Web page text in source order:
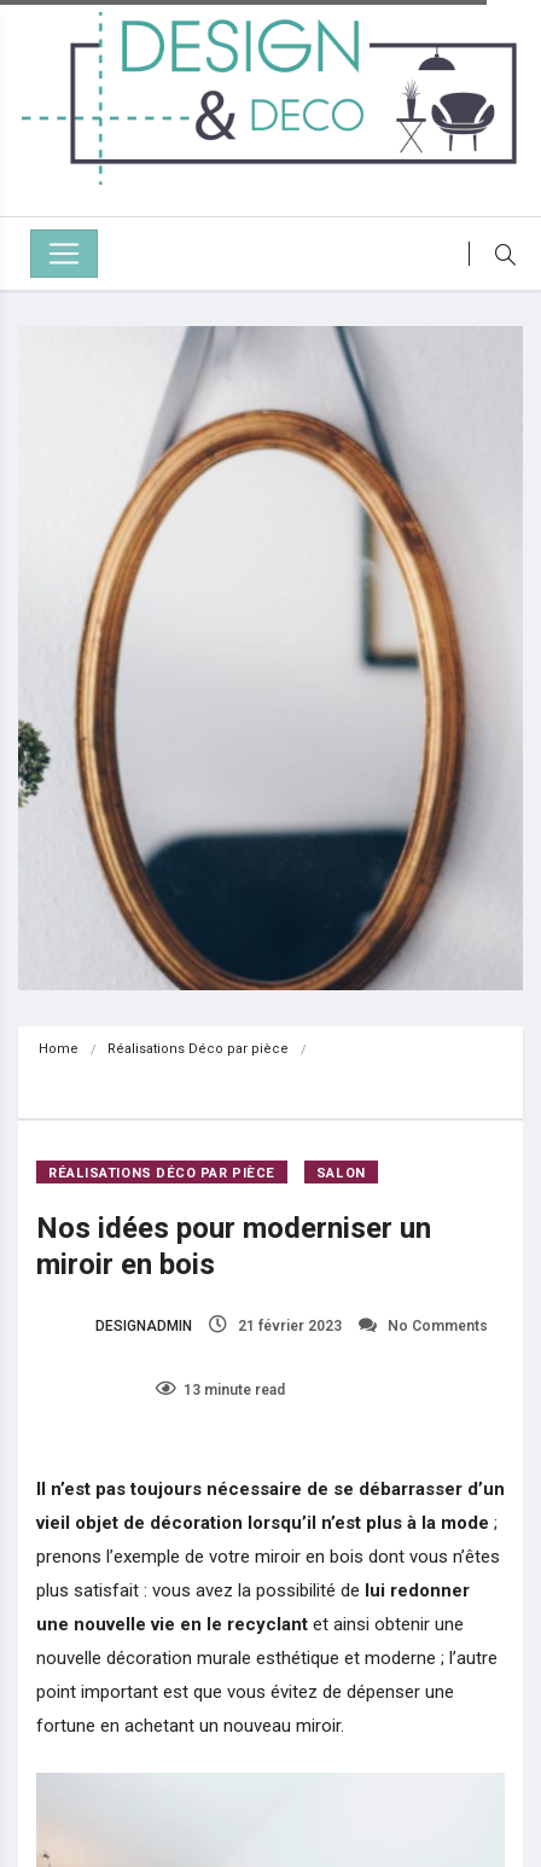
Home Réalisations Déco par pièce
RÉALISATIONS DÉCO PAR PIÈCE SALON
Nos idées pour moderniser un
miroir en bois
DESIGNADMIN 21 février 2023 No Comments
13 minute read
Il n’est pas toujours nécessaire de se débarrasser d’un
vieil objet de décoration lorsqu’il n’est plus à la mode ;
prenons l’exemple de votre miroir en bois dont vous n’êtes
plus satisfait : vous avez la possibilité de lui redonner
une nouvelle vie en le recyclant et ainsi obtenir une
nouvelle décoration murale esthétique et moderne ; l’autre
point important est que vous évitez de dépenser une
fortune en achetant un nouveau miroir.